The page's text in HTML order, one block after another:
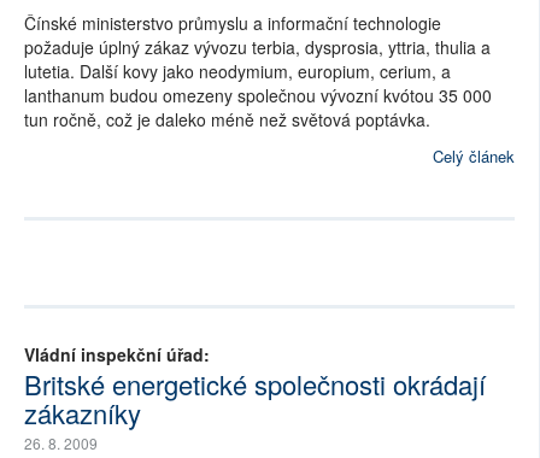
Čínské ministerstvo průmyslu a informační technologie
požaduje úplný zákaz vývozu terbia, dysprosia, yttria, thulia a
lutetia. Další kovy jako neodymium, europium, cerium, a
lanthanum budou omezeny společnou vývozní kvótou 35 000
tun ročně, což je daleko méně než světová poptávka.
Celý článek
Vládní inspekční úřad:
Britské energetické společnosti okrádají
zákazníky
26. 8. 2009